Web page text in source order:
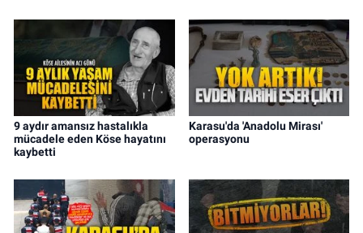
9 aydır amansız hastalıkla
mücadele eden Köse hayatını
kaybetti
Karasu'da 'Anadolu Mirası'
operasyonu